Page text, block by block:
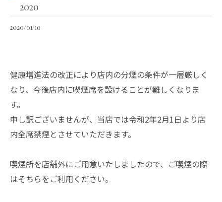
2020
2020/01/10
健康増進法の改正により店内の分煙の条件が一層厳しく
なり、今後店内に喫煙席を設けることが難しくなりま
す。
申し訳ございませんが、当店では令和2年2月1日より店
内全席禁煙とさせていただきます。
喫煙所を店舗外にご用意いたしましたので、ご喫煙の際
はそちらをご利用ください。